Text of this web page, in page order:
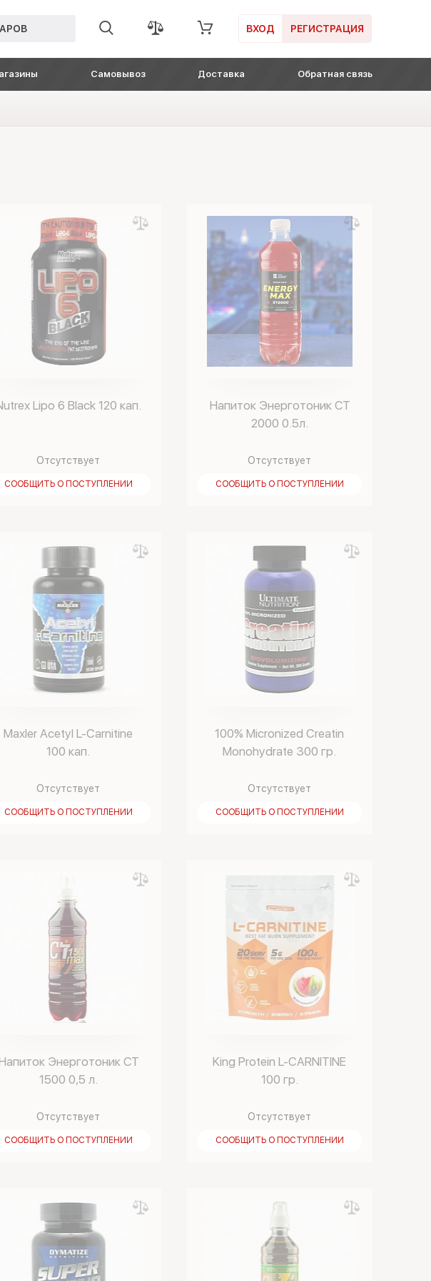
ВХОД РЕГИСТРАЦИЯ
Самовывоз Доставка Обратная связь
Lipo 6 Black 120 кап.
Отсутствует
СООБЩИТЬ О ПОСТУПЛЕНИИ
Напиток Энерготоник СТ
2000 0.5л.
Отсутствует
СООБЩИТЬ О ПОСТУПЛЕНИИ
Maxler Acetyl L-Carnitine
100 кап.
Отсутствует
СООБЩИТЬ О ПОСТУПЛЕНИИ
100% Micronized Creatin
Monohydrate 300 гр.
Отсутствует
СООБЩИТЬ О ПОСТУПЛЕНИИ
Энерготоник СТ
1500 0,5 л.
Отсутствует
СООБЩИТЬ О ПОСТУПЛЕНИИ
King Protein L-CARNITINE
100 гр.
Отсутствует
СООБЩИТЬ О ПОСТУПЛЕНИИ